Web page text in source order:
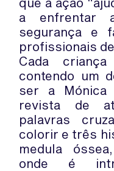
a enfrentar
segurança e
profissionais
Cada
contendo um
ser a Mónica
revista de
palavras
colorir e três
medula
onde é